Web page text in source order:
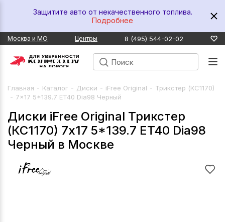
Защитите авто от некачественного топлива.
Подробнее
Москва и МО Центры 8 (495) 544-02-02
Главная - Каталог - Диски - iFree Original - Трикстер (КС1170)
- 7x17 5*139.7 ET40 Dia98 Черный
Диски iFree Original Трикстер
(КС1170) 7x17 5*139.7 ET40 Dia98
Черный в Москве